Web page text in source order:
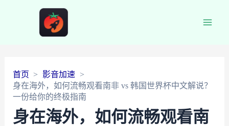
首页
影音加速
身在海外，如何流畅观看南非 vs 韩国世界杯中文解说？
一份给你的终极指南
身在海外，如何流畅观看南